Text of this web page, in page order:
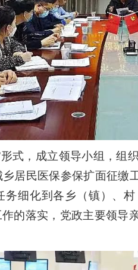
，成立领导小组，组
居民医保参保扩面征缴
务细化到各乡（镇）、
作的落实，党政主要领